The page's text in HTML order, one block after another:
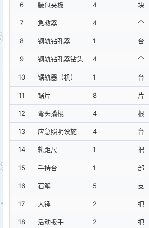
6 臌包夹板 4 块
7 急救器 4 个
8 钢轨钻孔器 1 台
9 钢轨钻孔器钻头 4 个
10 锯轨器（机） 1 台
11 锯片 8 片
12 弯头撬棍 4 根
13 应急照明设施 4 台
14 轨距尺 1 把
15 手持台 1 部
16 石笔 5 支
17 大锤 2 把
18 活动扳手 2 把